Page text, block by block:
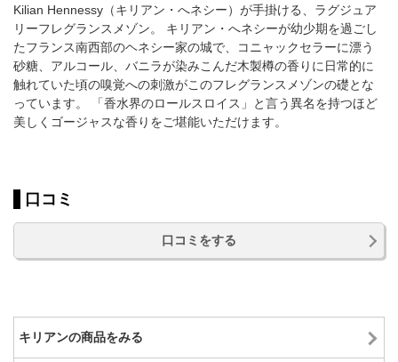
Kilian Hennessy（キリアン・へネシー）が手掛ける、ラグジュア
リーフレグランスメゾン。 キリアン・へネシーが幼少期を過ごし
たフランス南西部のヘネシー家の城で、コニャックセラーに漂う
砂糖、アルコール、バニラが染みこんだ木製樽の香りに日常的に
触れていた頃の嗅覚への刺激がこのフレグランスメゾンの礎とな
っています。 「香水界のロールスロイス」と言う異名を持つほど
美しくゴージャスな香りをご堪能いただけます。
口コミ
口コミをする
キリアンの商品をみる